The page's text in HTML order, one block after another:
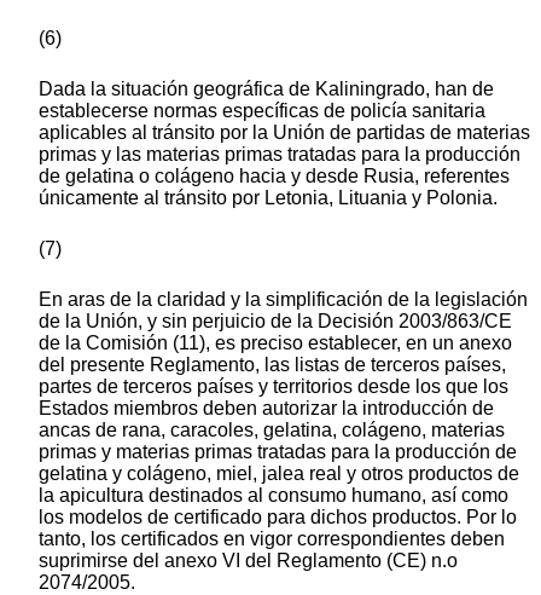
(6)
Dada la situación geográfica de Kaliningrado, han de
establecerse normas específicas de policía sanitaria
aplicables al tránsito por la Unión de partidas de materias
primas y las materias primas tratadas para la producción
de gelatina o colágeno hacia y desde Rusia, referentes
únicamente al tránsito por Letonia, Lituania y Polonia.
(7)
En aras de la claridad y la simplificación de la legislación
de la Unión, y sin perjuicio de la Decisión 2003/863/CE
de la Comisión (11), es preciso establecer, en un anexo
del presente Reglamento, las listas de terceros países,
partes de terceros países y territorios desde los que los
Estados miembros deben autorizar la introducción de
ancas de rana, caracoles, gelatina, colágeno, materias
primas y materias primas tratadas para la producción de
gelatina y colágeno, miel, jalea real y otros productos de
la apicultura destinados al consumo humano, así como
los modelos de certificado para dichos productos. Por lo
tanto, los certificados en vigor correspondientes deben
suprimirse del anexo VI del Reglamento (CE) n.o
2074/2005.